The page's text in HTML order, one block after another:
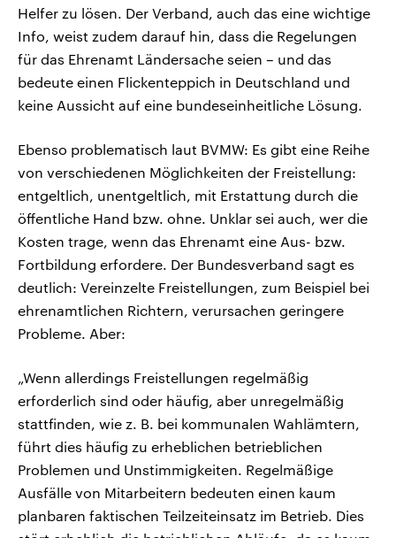
Helfer zu lösen. Der Verband, auch das eine wichtige
Info, weist zudem darauf hin, dass die Regelungen
für das Ehrenamt Ländersache seien – und das
bedeute einen Flickenteppich in Deutschland und
keine Aussicht auf eine bundeseinheitliche Lösung.
Ebenso problematisch laut BVMW: Es gibt eine Reihe
von verschiedenen Möglichkeiten der Freistellung:
entgeltlich, unentgeltlich, mit Erstattung durch die
öffentliche Hand bzw. ohne. Unklar sei auch, wer die
Kosten trage, wenn das Ehrenamt eine Aus- bzw.
Fortbildung erfordere. Der Bundesverband sagt es
deutlich: Vereinzelte Freistellungen, zum Beispiel bei
ehrenamtlichen Richtern, verursachen geringere
Probleme. Aber:
„Wenn allerdings Freistellungen regelmäßig
erforderlich sind oder häufig, aber unregelmäßig
stattfinden, wie z. B. bei kommunalen Wahlämtern,
führt dies häufig zu erheblichen betrieblichen
Problemen und Unstimmigkeiten. Regelmäßige
Ausfälle von Mitarbeitern bedeuten einen kaum
planbaren faktischen Teilzeiteinsatz im Betrieb. Dies